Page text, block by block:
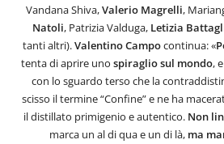
Vandana Shiva,Valerio Magrelli,
Natoli, Patrizia Valduga, Letizia
tanti altri).Valentino Campocontinua: «
tenta di aprire uno spiraglio sul mondo,
con lo sguardo terso che la
scisso il termine “Confine” e ne ha
il distillato primigenio e autentico. Non
marca un al di qua e un di là, ma